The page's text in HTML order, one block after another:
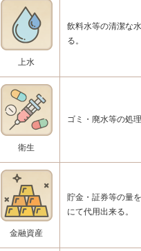
上水
飲料水等の清潔な
る。
衛生
ゴミ・廃水等の処
金融資産
貯金・証券等の量
にて代用出来る。